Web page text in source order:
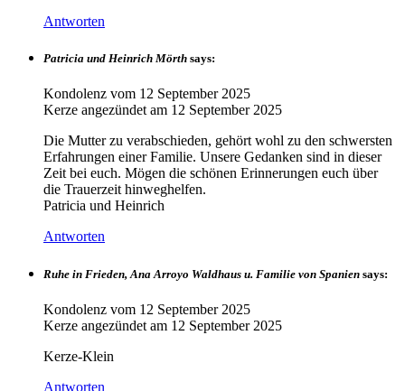
Antworten
Patricia und Heinrich Mörth says:
Kondolenz vom 12 September 2025
Kerze angezündet am 12 September 2025
Die Mutter zu verabschieden, gehört wohl zu den schwersten
Erfahrungen einer Familie. Unsere Gedanken sind in dieser
Zeit bei euch. Mögen die schönen Erinnerungen euch über
die Trauerzeit hinweghelfen.
Patricia und Heinrich
Antworten
Ruhe in Frieden, Ana Arroyo Waldhaus u. Familie von Spanien says:
Kondolenz vom 12 September 2025
Kerze angezündet am 12 September 2025
Kerze-Klein
Antworten